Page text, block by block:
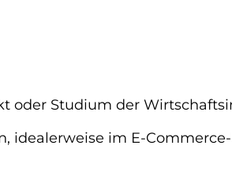
oder Studium der
idealerweise im E-